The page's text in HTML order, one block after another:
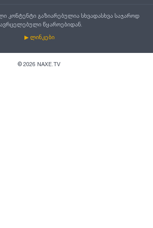
კონტენტი გაზიარებულია სხვადასხვა საჯაროდ
წყაროებიდან.
▶ ლინკები
© 2026 NAXE.TV